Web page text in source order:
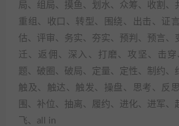
局、组局、摸鱼、划水、众筹、收割、
重组、收口、转型、围绕、出击、证
估、评审、务实、夯实、预判、预言、
迁、返佣、深入、打磨、攻坚、击
题、破圈、破局、定量、定性、制约、
触及、触达、触发、操盘、思考、反
围、补位、抽离、履约、进化、进军、
飞、all in